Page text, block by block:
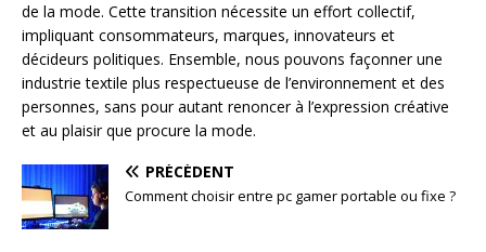
de la mode. Cette transition nécessite un effort collectif,
impliquant consommateurs, marques, innovateurs et
décideurs politiques. Ensemble, nous pouvons façonner une
industrie textile plus respectueuse de l’environnement et des
personnes, sans pour autant renoncer à l’expression créative
et au plaisir que procure la mode.
PRÉCÉDENT
Comment choisir entre pc gamer portable ou fixe ?